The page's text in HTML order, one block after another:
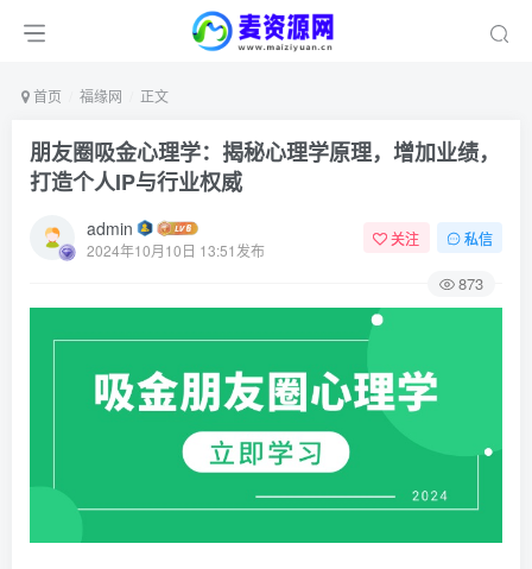
首页 福缘网 正文
朋友圈吸金心理学：揭秘心理学原理，增加业绩，
打造个人IP与行业权威
admin
2024年10月10日 13:51发布
关注 私信
873